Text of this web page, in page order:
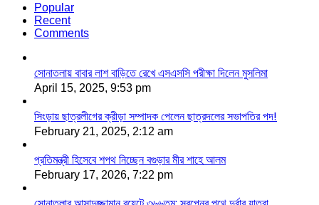
Popular
Recent
Comments
সোনাতলায় বাবার লাশ বাড়িতে রেখে এসএসসি পরীক্ষা দিলেন মুসলিমা
April 15, 2025, 9:53 pm
সিংড়ায় ছাত্রলীগের ক্রীড়া সম্পাদক পেলেন ছাত্রদলের সভাপতির পদ!
February 21, 2025, 2:12 am
প্রতিমন্ত্রী হিসেবে শপথ নিচ্ছেন বগুড়ার মীর শাহে আলম
February 17, 2026, 7:22 pm